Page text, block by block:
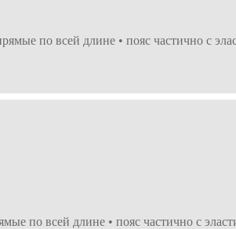
по всей длине • пояс частично с
по всей длине • пояс частично с